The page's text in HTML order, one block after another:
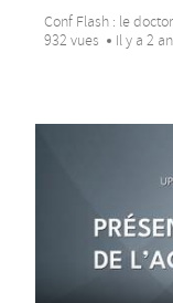
Conf Flash : le
932 vues
Il y a 2